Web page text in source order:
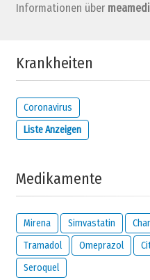
Lösen Sie die folgende
Roboter sind:4 + 19
WICHTIG:Diese E-Mail-Adresse
von uns verwendet, um Sie
kontaktieren oder wenn Sie die
jemand auf diese
Ich habe gelesen und
Datenschutz
Haftungsausschluss
Informationen über
Krankheiten
Coronavirus
Liste Anzeigen
Medikamente
Mirena Simvastatin
Tramadol
Omeprazol
Seroquel